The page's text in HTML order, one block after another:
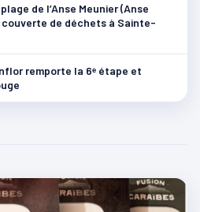
de l’Anse Meunier (Anse
de déchets à Sainte-
remporte la 6ᵉ étape et